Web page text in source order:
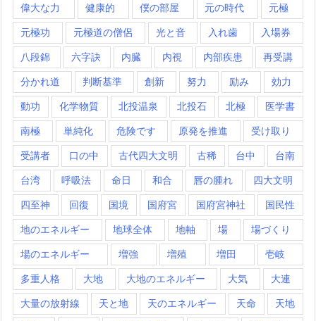
偉大な力 健康的 僕の部屋 元の時代 元極
元極功 元極道の僧侶 光と音 入れ歯 入場券
八段錦 六字訣 内臓 内視 内部疾患 再受講
分かれ道 判断基準 創新 努力 励み 効力
動功 化学物質 北投温泉 北投石 北極 医学書
南極 単純化 危険です 原発を推進 受け取り
受講者 口の中 古代四大文明 古稀 台中 台南
台湾 呼吸法 命日 和合 唇の腫れ 四大文明
四至神 回復 国境 国府宮 国府宮神社 国民性
地のエネルギー 地球全体 地軸 場 場づくり
場のエネルギー 増強 増殖 増田 壱岐
多重人格 大地 大地のエネルギー 大気 大連
大量の放射線 天と地 天のエネルギー 天命 天地